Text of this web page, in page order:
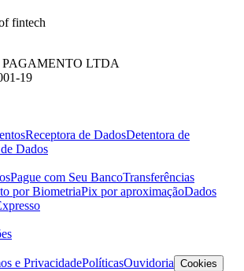
fintech
LTDA
19
Receptora de DadosDetentora de
Dados
Pague com Seu BancoTransferências
por BiometriaPix por aproximaçãoDados
e PrivacidadePolíticasOuvidoria Cookies